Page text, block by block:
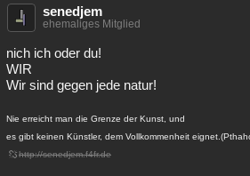
senedjem
ehemaliges Mitglied
nich ich oder du!
WIR
Wir sind gegen jede natur!
Nie erreicht man die Grenze der Kunst, und
es gibt keinen Künstler, dem Vollkommenheit
http://senedjem.f4fr.de